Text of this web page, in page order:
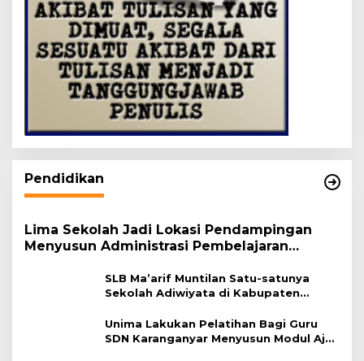
Pendidikan
Lima Sekolah Jadi Lokasi Pendampingan
Menyusun Administrasi Pembelajaran
SLB Ma’arif Muntilan Satu-satunya
Sekolah Adiwiyata di Kabupaten
Unima Lakukan Pelatihan Bagi Guru
SDN Karanganyar Menyusun Modul Ajar